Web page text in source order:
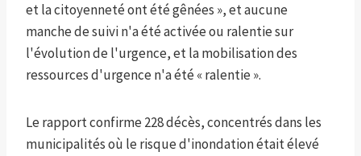
et la citoyenneté ont été gênées », et aucune
manche de suivi n'a été activée ou ralentie sur
l'évolution de l'urgence, et la mobilisation des
ressources d'urgence n'a été « ralentie ».
Le rapport confirme 228 décès, concentrés dans les
municipalités où le risque d'inondation était élevé